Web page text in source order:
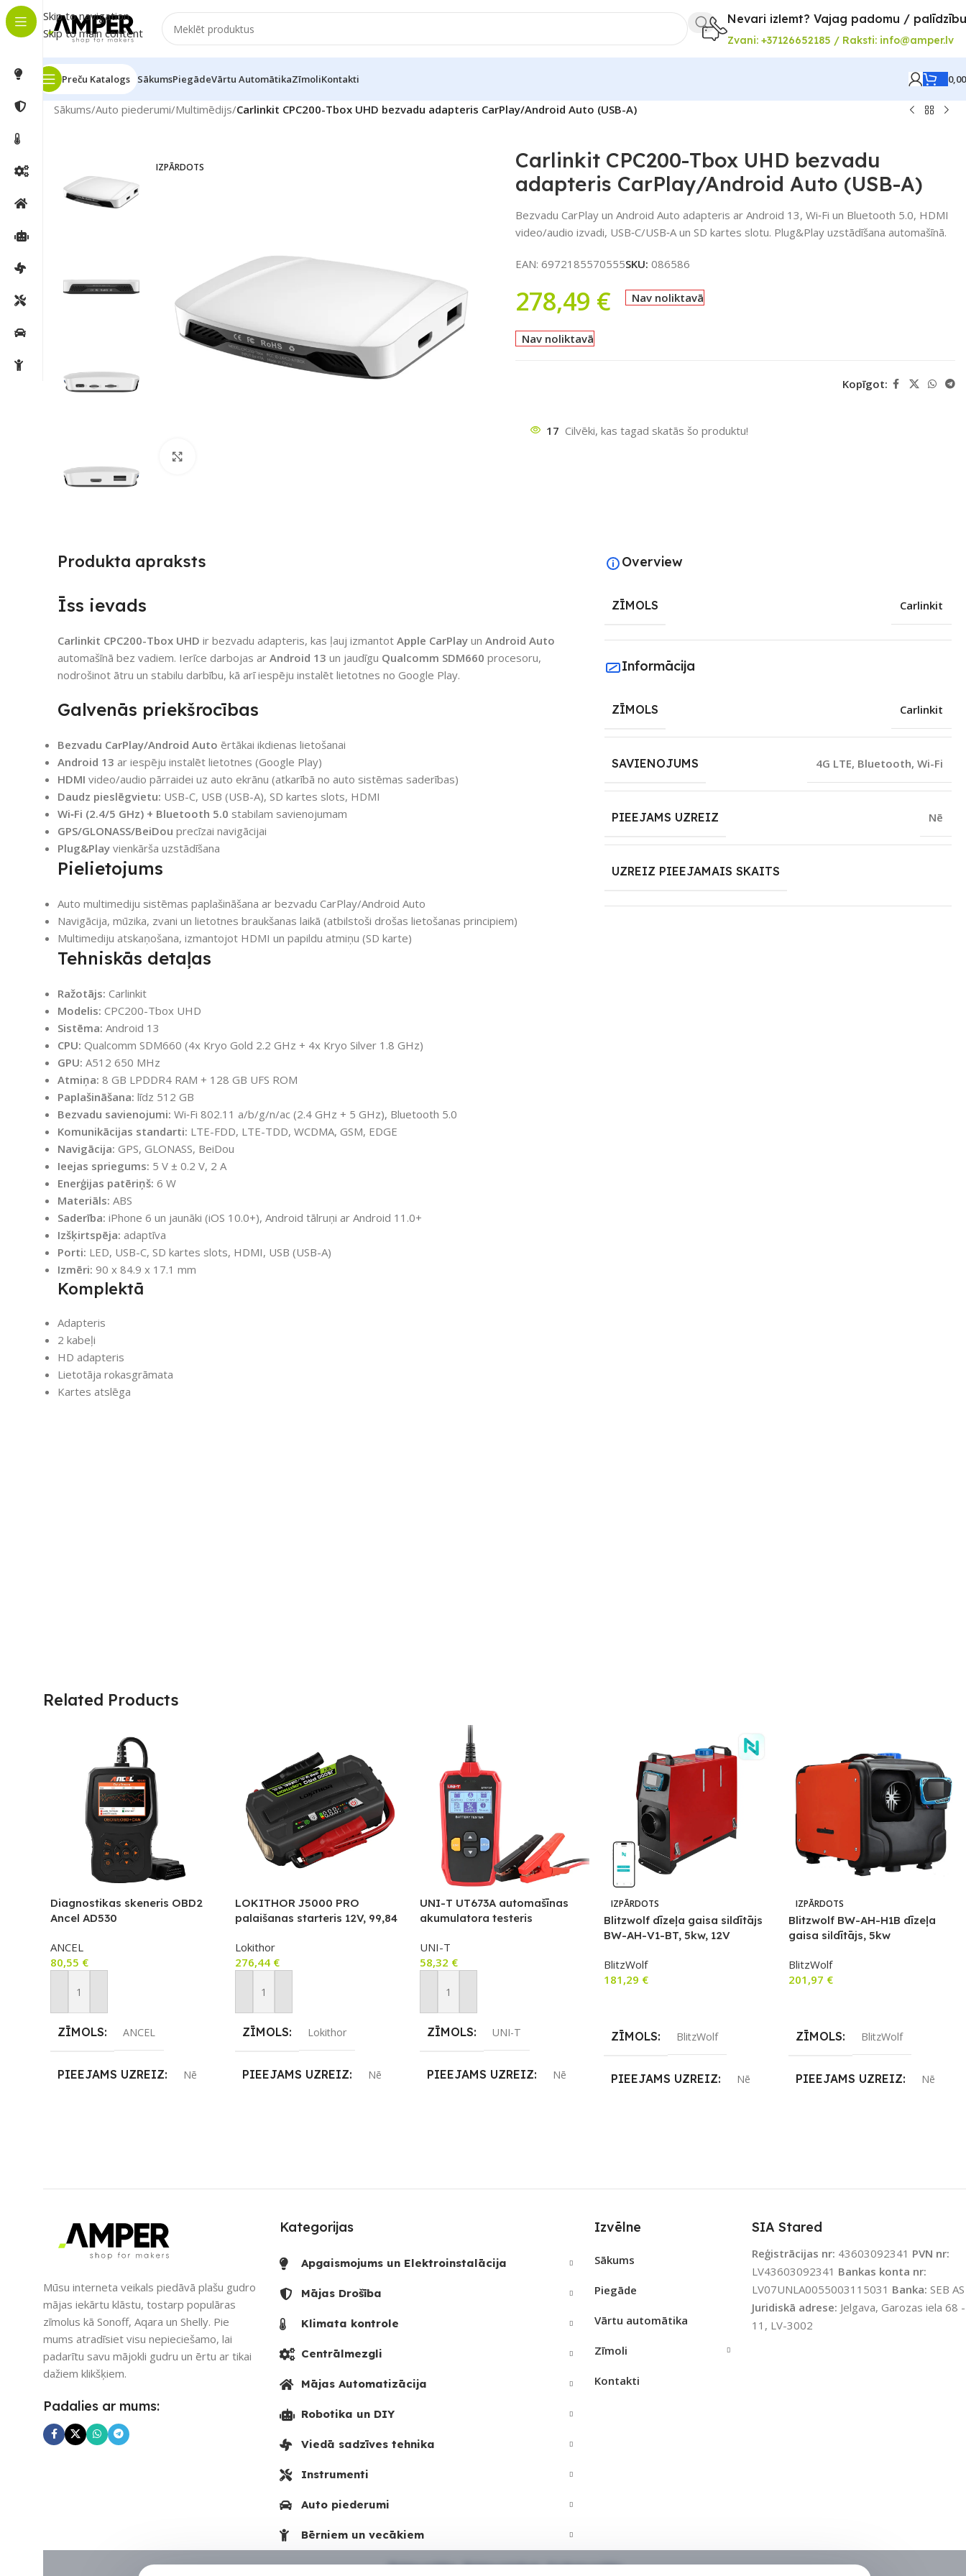
Skip to navigation
Skip to main content
Nevari izlemt? Vajag padomu /
Zvani: +37126652185 / Raksti: info@amper.lv
Preču Katalogs SākumsPiegādeVārtu AutomātikaZīmoliKontakti
Sākums/Auto piederumi/Multimēdijs/Carlinkit CPC200-Tbox UHD bezvadu adapteris CarPlay/Android Auto (USB-A)
IZPĀRDOTS
Carlinkit CPC200-Tbox UHD bezvadu
adapteris CarPlay/Android Auto (USB-A)
Bezvadu CarPlay un Android Auto adapteris ar Android 13, Wi‑Fi un Bluetooth 5.0, HDMI
video/audio izvadi, USB‑C/USB‑A un SD kartes slotu. Plug&Play uzstādīšana automašīnā.
EAN: 6972185570555SKU: 086586
278,49 € Nav noliktavā
Nav noliktavā
Kopīgot:
17 Cilvēki, kas tagad skatās šo produktu!
Produkta apraksts
Īss ievads
Carlinkit CPC200-Tbox UHD ir bezvadu adapteris, kas ļauj izmantot Apple CarPlay un Android Auto
automašīnā bez vadiem. Ierīce darbojas ar Android 13 un jaudīgu Qualcomm SDM660 procesoru,
nodrošinot ātru un stabilu darbību, kā arī iespēju instalēt lietotnes no Google Play.
Galvenās priekšrocības
Bezvadu CarPlay/Android Auto ērtākai ikdienas lietošanai
Android 13 ar iespēju instalēt lietotnes (Google Play)
HDMI video/audio pārraidei uz auto ekrānu (atkarībā no auto sistēmas saderības)
Daudz pieslēgvietu: USB-C, USB (USB-A), SD kartes slots, HDMI
Wi‑Fi (2.4/5 GHz) + Bluetooth 5.0 stabilam savienojumam
GPS/GLONASS/BeiDou precīzai navigācijai
Plug&Play vienkārša uzstādīšana
Pielietojums
Auto multimediju sistēmas paplašināšana ar bezvadu CarPlay/Android Auto
Navigācija, mūzika, zvani un lietotnes braukšanas laikā (atbilstoši drošas lietošanas principiem)
Multimediju atskaņošana, izmantojot HDMI un papildu atmiņu (SD karte)
Tehniskās detaļas
Ražotājs: Carlinkit
Modelis: CPC200-Tbox UHD
Sistēma: Android 13
CPU: Qualcomm SDM660 (4x Kryo Gold 2.2 GHz + 4x Kryo Silver 1.8 GHz)
GPU: A512 650 MHz
Atmiņa: 8 GB LPDDR4 RAM + 128 GB UFS ROM
Paplašināšana: līdz 512 GB
Bezvadu savienojumi: Wi‑Fi 802.11 a/b/g/n/ac (2.4 GHz + 5 GHz), Bluetooth 5.0
Komunikācijas standarti: LTE-FDD, LTE-TDD, WCDMA, GSM, EDGE
Navigācija: GPS, GLONASS, BeiDou
Ieejas spriegums: 5 V ± 0.2 V, 2 A
Enerģijas patēriņš: 6 W
Materiāls: ABS
Saderība: iPhone 6 un jaunāki (iOS 10.0+), Android tālruņi ar Android 11.0+
Izšķirtspēja: adaptīva
Porti: LED, USB-C, SD kartes slots, HDMI, USB (USB-A)
Izmēri: 90 x 84.9 x 17.1 mm
Komplektā
Adapteris
2 kabeļi
HD adapteris
Lietotāja rokasgrāmata
Kartes atslēga
Overview
ZĪMOLS Carlinkit
Informācija
ZĪMOLS Carlinkit
SAVIENOJUMS 4G LTE, Bluetooth, Wi-Fi
PIEEJAMS UZREIZ Nē
UZREIZ PIEEJAMAIS SKAITS
Related Products
Diagnostikas skeneris OBD2
Ancel AD530
ANCEL
80,55 €
Pievienot Grozam
ZĪMOLS ANCEL
PIEEJAMS UZREIZ Nē
LOKITHOR J5000 PRO
palaišanas starteris 12V, 99,84
Lokithor
276,44 €
Pievienot Grozam
ZĪMOLS Lokithor
PIEEJAMS UZREIZ Nē
UNI-T UT673A automašīnas
akumulatora testeris
UNI-T
58,32 €
Pievienot Grozam
ZĪMOLS UNI-T
PIEEJAMS UZREIZ Nē
IZPĀRDOTS
Blitzwolf dīzeļa gaisa sildītājs
BW-AH-V1-BT, 5kw, 12V
BlitzWolf
181,29 €
ZĪMOLS BlitzWolf
PIEEJAMS UZREIZ Nē
IZPĀRDOTS
Blitzwolf BW-AH-H1B dīzeļa
gaisa sildītājs, 5kw
BlitzWolf
201,97 €
ZĪMOLS BlitzWolf
PIEEJAMS UZREIZ Nē
Mūsu interneta veikals piedāvā plašu gudro
mājas iekārtu klāstu, tostarp populāras
zīmolus kā Sonoff, Aqara un Shelly. Pie
mums atradīsiet visu nepieciešamo, lai
padarītu savu mājokli gudru un ērtu ar tikai
dažiem klikšķiem.
Padalies ar mums:
Kategorijas
Apgaismojums un Elektroinstalācija
Mājas Drošība
Klimata kontrole
Centrālmezgli
Mājas Automatizācija
Robotika un DIY
Viedā sadzīves tehnika
Instrumenti
Auto piederumi
Bērniem un vecākiem
Izvēlne
Sākums
Piegāde
Vārtu automātika
Zīmoli
Kontakti
SIA Stared
Reģistrācijas nr: 43603092341 PVN nr:
LV43603092341 Bankas konta nr:
LV07UNLA0055003115031 Banka: SEB AS
Juridiskā adrese: Jelgava, Garozas iela 68 -
11, LV-3002
Sīkdatņu politika• Sīkdatņu iestatījumi •Privātuma politika